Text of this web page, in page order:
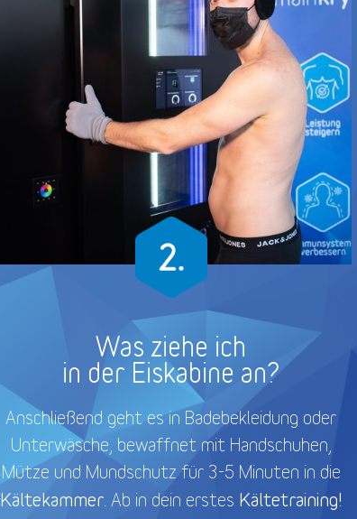
Was ziehe ich
in der Eiskabine an?
Anschließend geht es in Badebekleidung oder
Unterwäsche, bewaffnet mit Handschuhen,
Mütze und Mundschutz für 3-5 Minuten in die
Kältekammer. Ab in dein erstes Kältetraining!